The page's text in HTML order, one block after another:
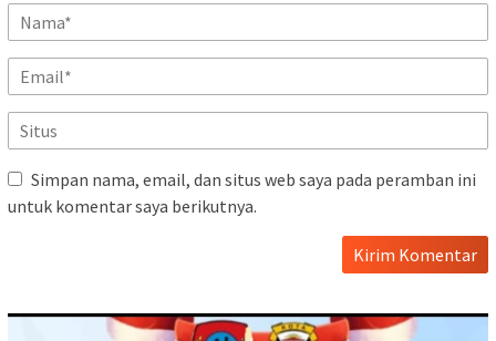
Simpan nama, email, dan situs web saya pada peramban ini
untuk komentar saya berikutnya.